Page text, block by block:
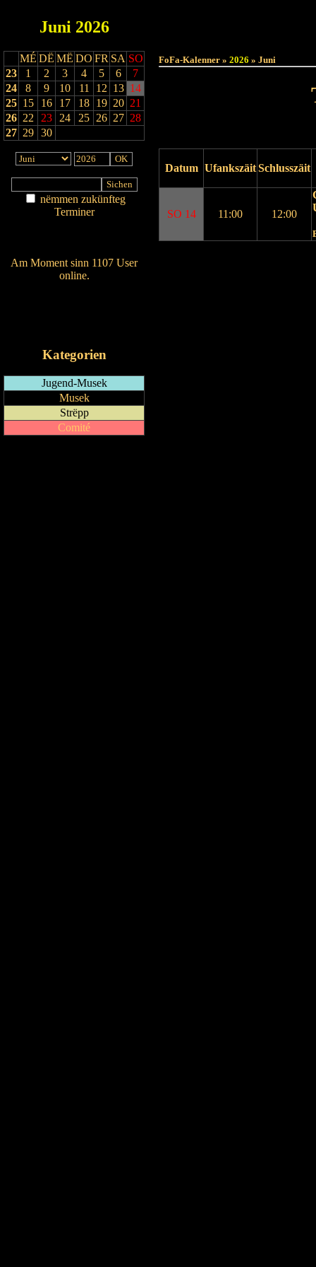
Juni 2026
MÉ DË MË DO FR SA SO
23
1 2 3 4 5 6
7
24
8 9 10 11 12 13 14
25 15 16 17 18 19 20 21
26 22 23 24 25 26 27 28
27 29 30
nëmmen zukünfteg
Terminer
Am Moment sinn 1107 User
online.
Kategorien
Jugend-Musek
Musek
Strëpp
Comité
FoFa-Kalenner » 2026 » Juni
Datum UfankszäitSchlusszäit
SO 14 11:00 12:00